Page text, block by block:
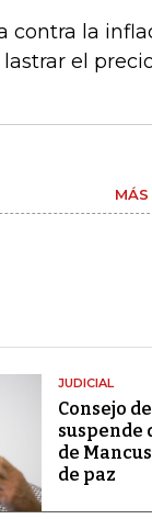
contra la
el
JUDICIAL
Consejo
suspende
de
de paz